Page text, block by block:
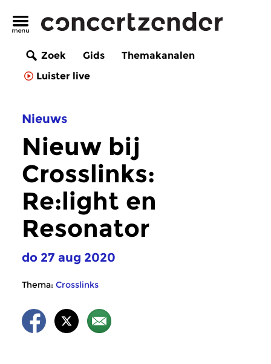
Zoek Gids
Themakanalen
Luister live
Nieuws
Nieuw bij
Crosslinks:
Re:light en
Resonator
do 27 aug 2020
Thema: Crosslinks